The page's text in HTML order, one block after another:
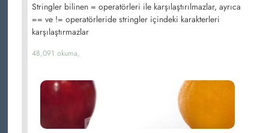
Stringler bilinen = operatörleri ile karşılaştırılmazlar, ayrıca
== ve != operatörleride stringler içindeki karakterleri
karşılaştırmazlar
48,091 okuma,